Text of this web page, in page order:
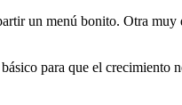
un menú bonito. Otra
para que el crecimiento